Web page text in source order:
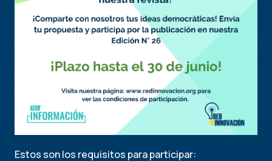
Estos son los requisitos para participar: